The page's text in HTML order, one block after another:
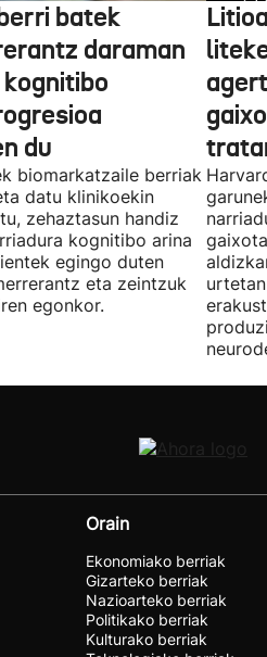
batek
daraman
du
biomarkatzaile berriak
datu klinikoekin
zehaztasun handiz
kognitibo arina
egingo duten
eta zeintzuk
egonkor.
Orain
Ekonomiako berriak
Gizarteko berriak
Nazioarteko berriak
Politikako berriak
Kulturako berriak